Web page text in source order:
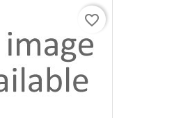
favorite_border